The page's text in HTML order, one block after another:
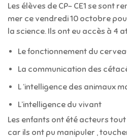
Les élèves de CP- CE1 se sont
mer ce vendredi 10 octobre
la science. Ils ont eu accès à 4
Le fonctionnement du
La communication des
L ‘intelligence des animaux
L’intelligence du vivant
Les enfants ont été acteurs
car ils ont pu manipuler ,